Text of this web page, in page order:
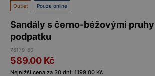
Outlet Pouze online
Sandály s černo-béžovými
podpatku
76179-60
589.00 Kč
Nejnižší cena za 30 dní: 1199.00 Kč